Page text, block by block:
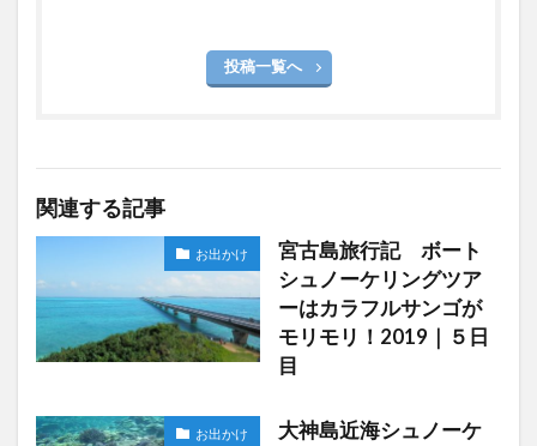
投稿一覧へ
関連する記事
お出かけ
宮古島旅行記 ボート
シュノーケリングツア
ーはカラフルサンゴが
モリモリ！2019｜５日
目
お出かけ
大神島近海シュノーケ